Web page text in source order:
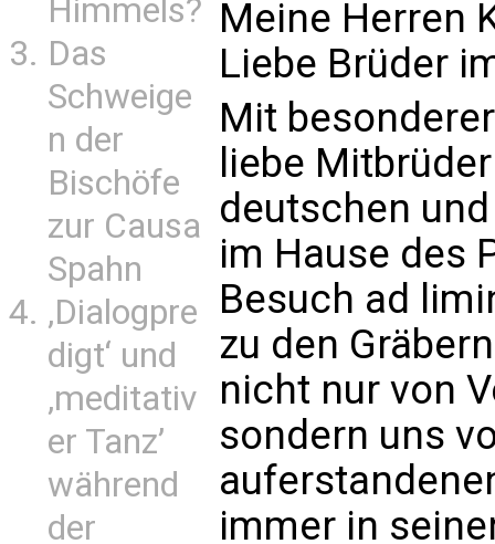
Himmels?
Das
Schweige
n der
Bischöfe
zur Causa
Spahn
‚Dialogpre
digt‘ und
‚meditativ
er Tanz’
während
der
Meine Herren
Liebe Brüder
Mit
liebe
deutschen
im Hause des
Besuch ad
zu den
nicht nur von
sondern uns
immer in